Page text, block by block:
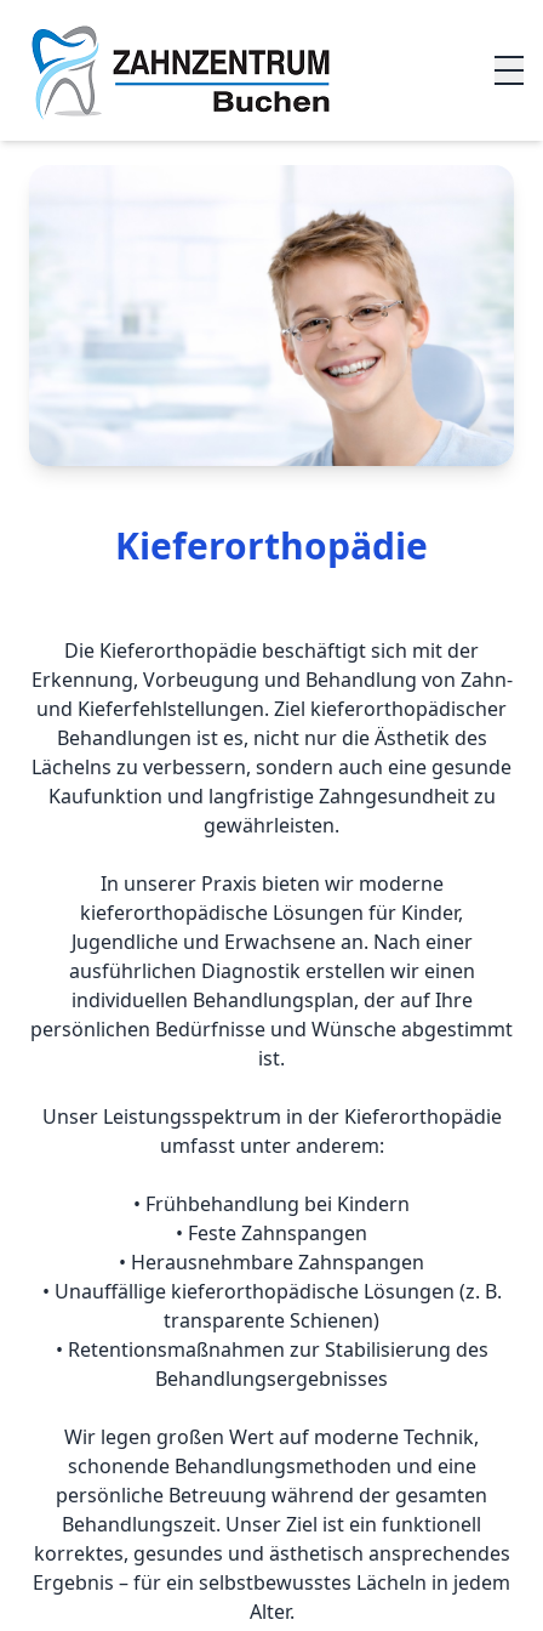
Kieferorthopädie
Die Kieferorthopädie beschäftigt sich mit der
Erkennung, Vorbeugung und Behandlung von Zahn-
und Kieferfehlstellungen. Ziel kieferorthopädischer
Behandlungen ist es, nicht nur die Ästhetik des
Lächelns zu verbessern, sondern auch eine gesunde
Kaufunktion und langfristige Zahngesundheit zu
gewährleisten.
In unserer Praxis bieten wir moderne
kieferorthopädische Lösungen für Kinder,
Jugendliche und Erwachsene an. Nach einer
ausführlichen Diagnostik erstellen wir einen
individuellen Behandlungsplan, der auf Ihre
persönlichen Bedürfnisse und Wünsche abgestimmt
ist.
Unser Leistungsspektrum in der Kieferorthopädie
umfasst unter anderem:
• Frühbehandlung bei Kindern
• Feste Zahnspangen
• Herausnehmbare Zahnspangen
• Unauffällige kieferorthopädische Lösungen (z. B.
transparente Schienen)
• Retentionsmaßnahmen zur Stabilisierung des
Behandlungsergebnisses
Wir legen großen Wert auf moderne Technik,
schonende Behandlungsmethoden und eine
persönliche Betreuung während der gesamten
Behandlungszeit. Unser Ziel ist ein funktionell
korrektes, gesundes und ästhetisch ansprechendes
Ergebnis – für ein selbstbewusstes Lächeln in jedem
Alter.